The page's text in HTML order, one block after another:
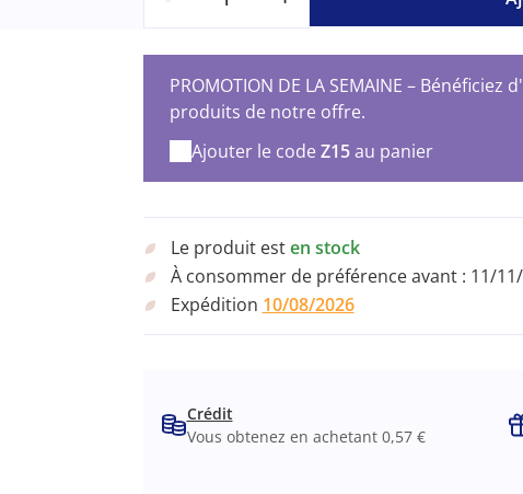
PROMOTION DE LA SEMAINE –
produits de notre offre.
Ajouter le code Z15au panier
Le produit esten stock
À consommer de préférence avant : 11/
Expédition 10/08/2026
Crédit
Vous obtenez en achetant 0,57 €